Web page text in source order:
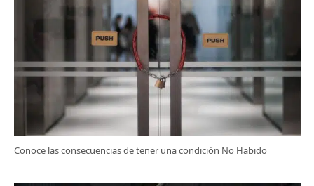
Conoce las consecuencias de tener una condición No Habido